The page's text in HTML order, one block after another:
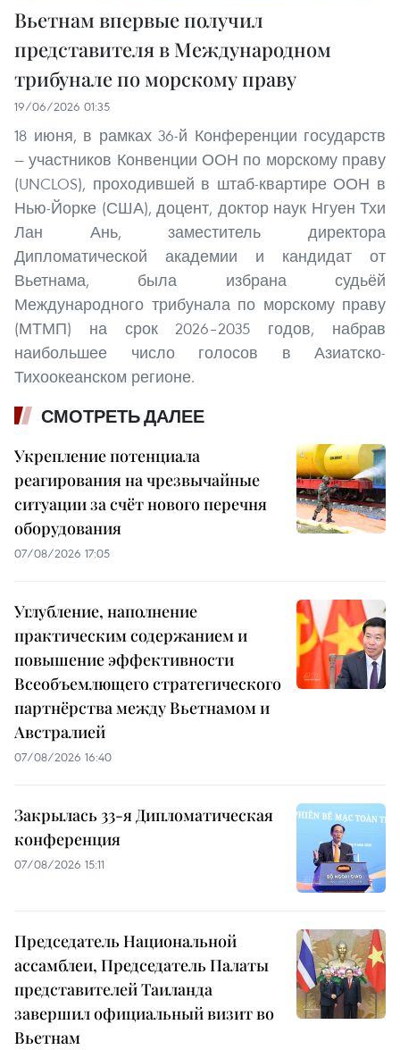
Вьетнам впервые получил
представителя в Международном
трибунале по морскому праву
19/06/2026 01:35
18 июня, в рамках 36-й Конференции государств
— участников Конвенции ООН по морскому праву
(UNCLOS), проходившей в штаб-квартире ООН в
Нью-Йорке (США), доцент, доктор наук Нгуен Тхи
Лан Ань, заместитель директора
Дипломатической академии и кандидат от
Вьетнама, была избрана судьёй
Международного трибунала по морскому праву
(МТМП) на срок 2026–2035 годов, набрав
наибольшее число голосов в Азиатско-
Тихоокеанском регионе.
СМОТРЕТЬ ДАЛЕЕ
Укрепление потенциала
реагирования на чрезвычайные
ситуации за счёт нового перечня
оборудования
07/08/2026 17:05
Углубление, наполнение
практическим содержанием и
повышение эффективности
Всеобъемлющего стратегического
партнёрства между Вьетнамом и
Австралией
07/08/2026 16:40
Закрылась 33-я Дипломатическая
конференция
07/08/2026 15:11
Председатель Национальной
ассамблеи, Председатель Палаты
представителей Таиланда
завершил официальный визит во
Вьетнам